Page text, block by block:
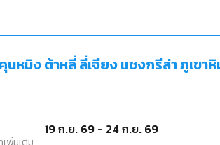
นหมิง ต้าหลี่ ลี่เจียง แชงกรีล่า ภูเขา
19 ก.ย. 69 - 24 ก.ย. 69